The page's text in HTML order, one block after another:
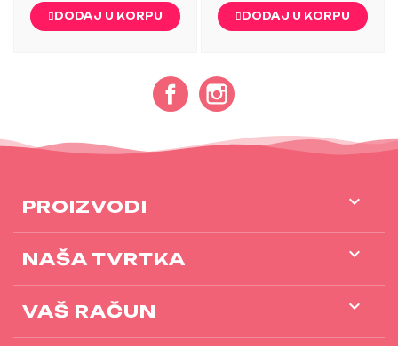
DODAJ U KORPU DODAJ U KORPU
Facebook
PROIZVODI 
NAŠA TVRTKA 
VAŠ RAČUN 